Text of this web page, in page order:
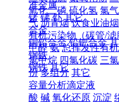
氧化二磷 硫化氢 氯气
气 沥青烟 饮食业油烟
有机污染物（碳管/滤
甲醛 氨 总挥发性有
氯甲烷 四氯化碳 三
份 多组分 其它
容量分析滴定液
酸 碱 氧化还原 沉淀
准金属
锗 锑 钋 其它
合金
铜铅合金 铅钯合金
钢铁
钢铁 其它